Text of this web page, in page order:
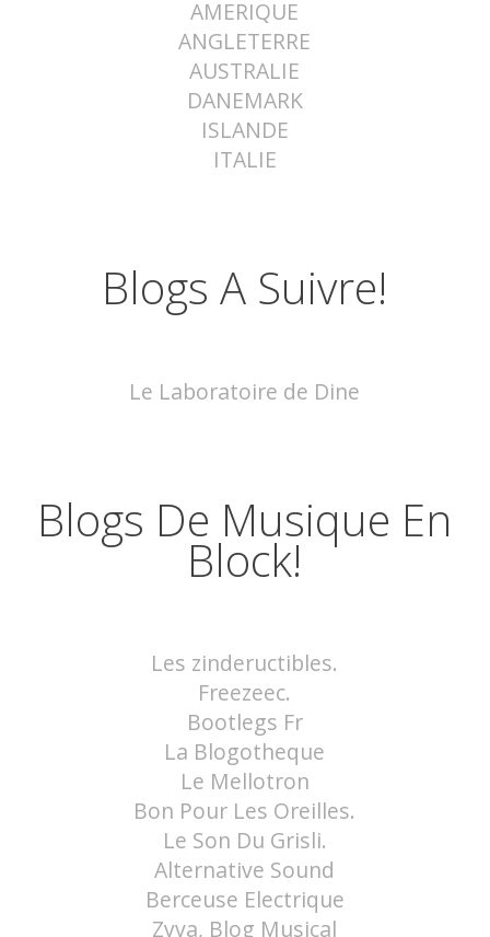
AMERIQUE
ANGLETERRE
AUSTRALIE
DANEMARK
ISLANDE
ITALIE
Blogs A Suivre!
Le Laboratoire de Dine
Blogs De Musique En
Block!
Les zindeructibles.
Freezeec.
Bootlegs Fr
La Blogotheque
Le Mellotron
Bon Pour Les Oreilles.
Le Son Du Grisli.
Alternative Sound
Berceuse Electrique
Zyva, Blog Musical